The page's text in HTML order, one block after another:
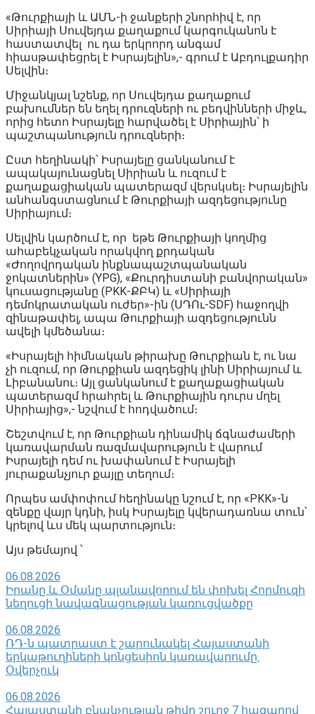
«Թուրքիայի և ԱՄՆ-ի ջանքերի շնորհիվ է, որ
Սիրիայի Սուվեյդա քաղաքում կարգուկանոն է
հաստատվել ու դա երկրորդ անգամ
հիասթափեցրել է Իսրայելին»,- գրում է Աբդուլքադիր
Սելվին։
Միջանկյալ նշենք, որ Սուվեյդա քաղաքում
բախումներ են եղել դրուզների ու բեդվինների միջև,
որից հետո Իսրայելը հարվածել է Սիրիային՝ ի
պաշտպանություն դրուզների։
Ըստ հեղինակի՝ Իսրայելը ցանկանում է
ապակայունացնել Սիրիան և ուզում է
քաղաքացիական պատերազմ վերսկսել։ Իսրայելին
անհանգստացնում է Թուրքիայի ազդեցությունը
Սիրիայում։
Սելվին կարծում է, որ եթե Թուրքիայի կողմից
ահաբեկչական որակվող քրդական
«Ժողովրդական ինքնապաշտպանական
ջոկատներին» (YPG), «Քուրդիստանի բանվորական»
կուսացությանը (PKK-ՔԲԿ) և «Սիրիայի
դեմոկրատական ուժեր»-ին (ՍԴՈւ-SDF) հաջողվի
զինաթափել, ապա Թուրքիայի ազդեցությունն
ավելի կմեծանա։
«Իսրայելի հիմնական թիրախը Թուրքիան է, ու նա
չի ուզում, որ Թուրքիան ազդեցիկ լինի Սիրիայում և
Լիբանանու։ Այլ ցանկանում է քաղաքացիական
պատերազմ հրահրել և Թուրքիային դուրս մղել
Սիրիայից»,- նշվում է հոդվածում։
Շեշտվում է, որ Թուրքիան դինամիկ ճգնաժամերի
կառավարման ռազմավարություն է վարում
Իսրայելի դեմ ու խափանում է Իսրայելի
յուրաքանչյուր քայլը տեղում։
Որպես ամփոփում հեղինակը նշում է, որ «PKK»-ն
զենքը վայր կդնի, իսկ Իսրայելը կվերադառնա տուն՝
կրելով ևս մեկ պարտություն։
Այս թեմայով ՝
06.08.2026
Իրանը և Օմանը պլանավորում են փոխել Հորմուզի
նեղուցի նավագնացության կառուցվածքը
06.08.2026
ՌԴ-ն պատրաստ է շարունակել Հայաստանի
երկաթուղիների կոնցեսիոն կառավարումը.
Օվերչուկ
06.08.2026
Հայաստանի բնակչության թիվը շուրջ 7 հազարով